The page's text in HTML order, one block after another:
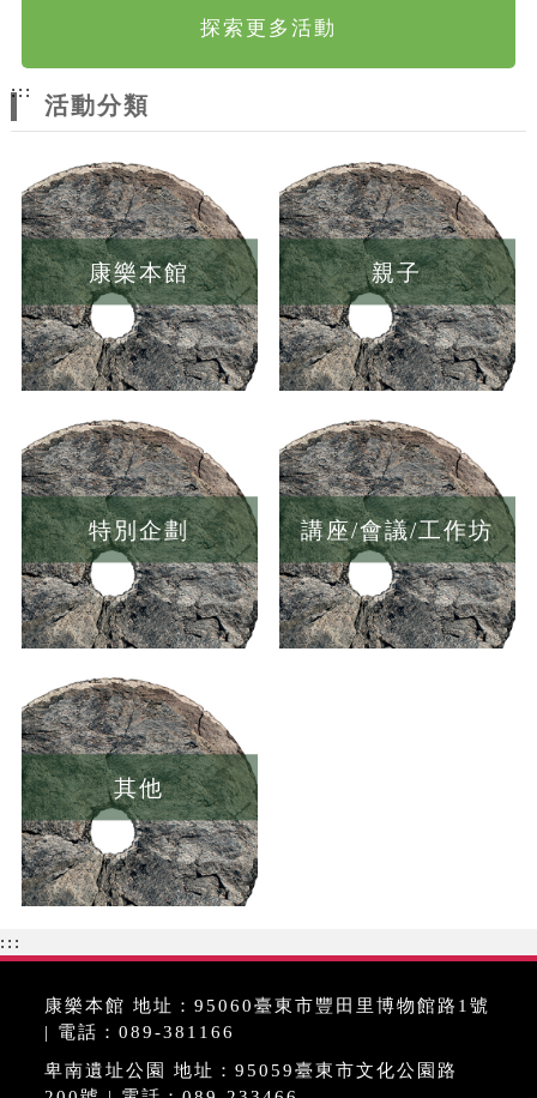
探索更多活動
:::
活動分類
康樂本館 親子
特別企劃 講座/會議/工作坊
其他
:::
康樂本館 地址：95060臺東市豐田里博物館路1號
| 電話：089-381166
卑南遺址公園 地址：95059臺東市文化公園路